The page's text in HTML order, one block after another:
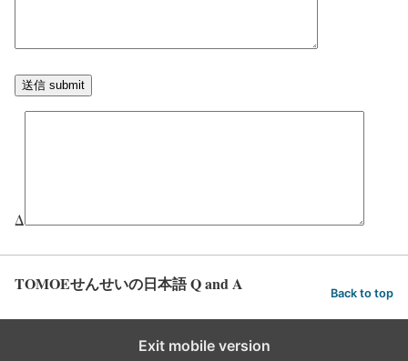
Δ
TOMOEせんせいの日本語 Q and A Back to top
Exit mobile version